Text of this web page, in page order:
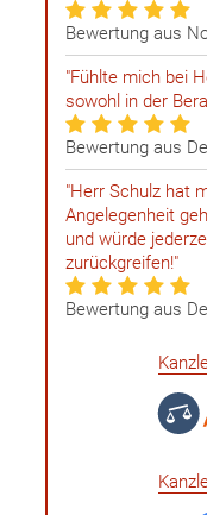
Bewertung aus
"Fühlte mich bei
sowohl in der
Bewertung aus
"Herr Schulz hat
Angelegenheit
und würde
zurückgreifen!"
Bewertung aus